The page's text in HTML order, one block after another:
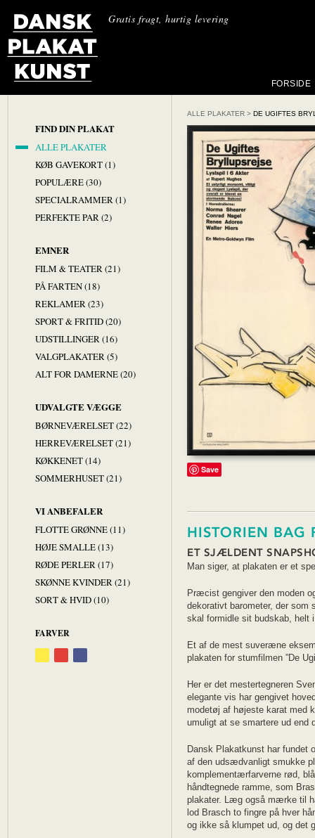
Gratis fragt, hurtig levering
FORSIDE
FIND DIN PLAKAT
ALLE PLAKATER
KØB GAVEKORT (1)
POPULÆRE (30)
SPECIALRAMMER (1)
PERFEKTE PAR (2)
EMNER
FILM & TEATER (21)
PÅ FARTEN (18)
REKLAMER (23)
SPORT & FRITID (20)
UDSTILLINGER (16)
VALGPLAKATER (5)
ALT FOR DAMERNE (20)
UDVALGTE VÆGGE
BØRNEVÆRELSET (22)
HERREVÆRELSET (21)
KØKKENET (14)
SOMMERHUSET (21)
VI ANBEFALER
FLOTTE GRØNNE (11)
HØJE SMALLE (13)
RØDE PERLER (17)
SKØNNE KVINDER (21)
SORT & HVID (10)
FARVER
ALLE PLAKATER > DE UGIFTES
Save
HISTORIEN BAG
ET SJÆLDENT
Man siger, at plakaten er et
Præcist gengiver den moden
dekorativt barometer, der som
skal formidle sit budskab, helt
Et af de mest suveræne
plakaten for stumfilmen ”De
Her er det mestertegneren
elegante vis har gengivet
modetøj af højeste karat med
umuligt at se smartere ud end
Dansk Plakatkunst har fundet
af den udsædvanligt smukke
komplementærfarverne rød,
håndtegnede ramme, som
plakater. Læg også mærke til
lod Brasch to fingre på hver
og ikke så klumpet ud, og det